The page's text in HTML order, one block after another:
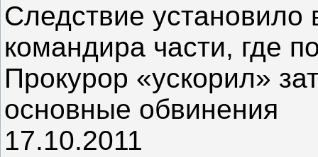
Следствие установило
командира части, где
Прокурор «ускорил»
основные обвинения
17.10.2011